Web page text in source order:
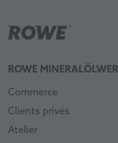
ROWE
Commerce
Clients privés
Atelier